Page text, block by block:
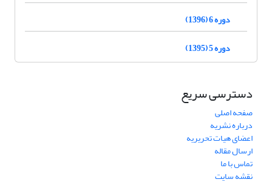
دوره 6 (1396)
دوره 5 (1395)
دسترسی سریع
صفحه اصلی
درباره نشریه
اعضای هیات تحریریه
ارسال مقاله
تماس با ما
نقشه سایت